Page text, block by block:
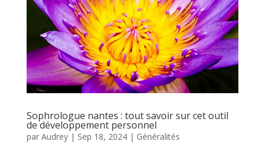
Sophrologue nantes : tout savoir sur cet outil
de développement personnel
par Audrey| Sep 18, 2024| Généralités